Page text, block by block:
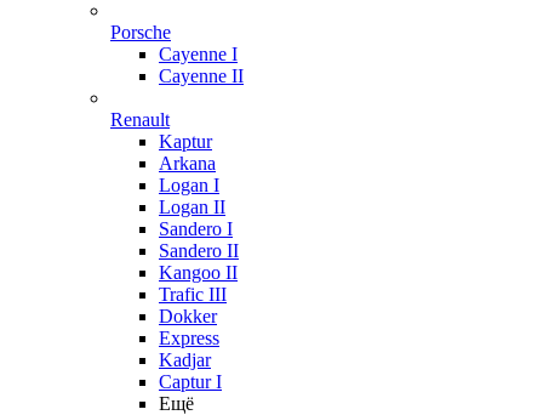
Porsche
Cayenne I
Cayenne II
Renault
Kaptur
Arkana
Logan I
Logan II
Sandero I
Sandero II
Kangoo II
Trafic III
Dokker
Express
Kadjar
Captur I
Ещё